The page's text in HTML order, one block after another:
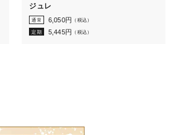
ジュレ
通常 6,050円 （税込）
定期
5,445円 （税込）